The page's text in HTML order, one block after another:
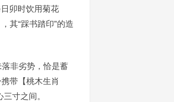
卯时饮用菊花
其“踩书踏印”的造
非劣势，恰是蓄
带【桃木生肖
寸之间。